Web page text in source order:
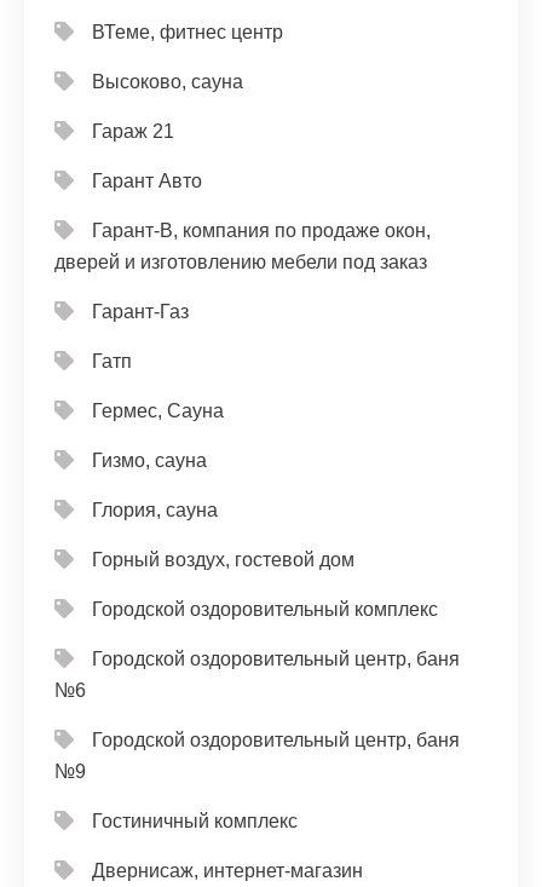
ВТеме, фитнес центр
Высоково, сауна
Гараж 21
Гарант Авто
Гарант-В, компания по продаже окон,
дверей и изготовлению мебели под заказ
Гарант-Газ
Гатп
Гермес, Сауна
Гизмо, сауна
Глория, сауна
Горный воздух, гостевой дом
Городской оздоровительный комплекс
Городской оздоровительный центр, баня
№6
Городской оздоровительный центр, баня
№9
Гостиничный комплекс
Двернисаж, интернет-магазин